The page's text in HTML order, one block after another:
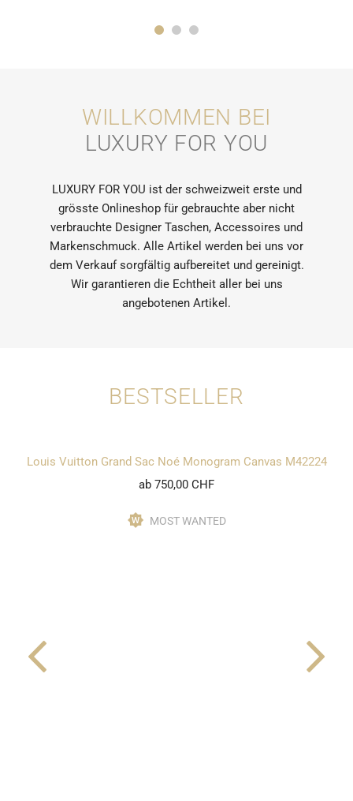
WILLKOMMEN BEI
LUXURY FOR YOU
LUXURY FOR YOU ist der schweizweit erste und
grösste Onlineshop für gebrauchte aber nicht
verbrauchte Designer Taschen, Accessoires und
Markenschmuck. Alle Artikel werden bei uns vor
dem Verkauf sorgfältig aufbereitet und gereinigt.
Wir garantieren die Echtheit aller bei uns
angebotenen Artikel.
BESTSELLER
Louis Vuitton Grand Sac Noé Monogram Canvas M42224
ab 750,00 CHF
MOST WANTED